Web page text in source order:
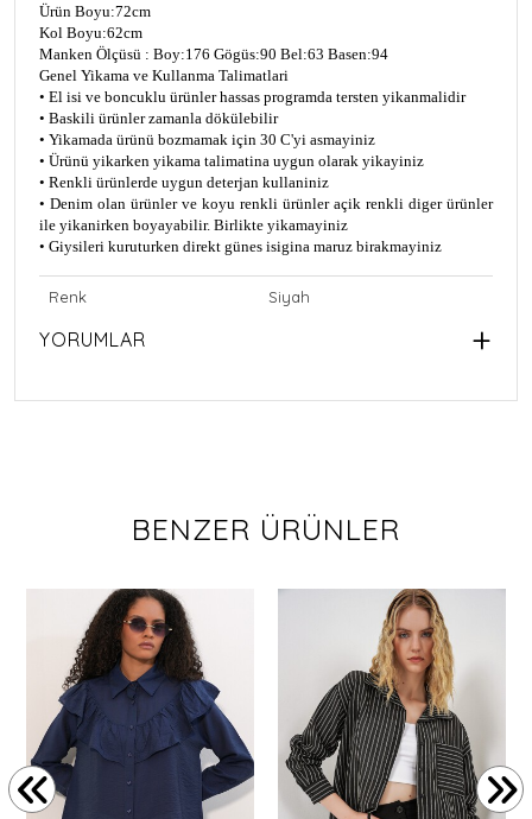
Ürün Boyu:72cm
Kol Boyu:62cm
Manken Ölçüsü : Boy:176 Gögüs:90 Bel:63 Basen:94
Genel Yikama ve Kullanma Talimatlari
• El isi ve boncuklu ürünler hassas programda tersten yikanmalidir
• Baskili ürünler zamanla dökülebilir
• Yikamada ürünü bozmamak için 30 C'yi asmayiniz
• Ürünü yikarken yikama talimatina uygun olarak yikayiniz
• Renkli ürünlerde uygun deterjan kullaniniz
• Denim olan ürünler ve koyu renkli ürünler açik renkli diger ürünler
ile yikanirken boyayabilir. Birlikte yikamayiniz
• Giysileri kuruturken direkt günes isigina maruz birakmayiniz
Renk Siyah
YORUMLAR
BENZER ÜRÜNLER